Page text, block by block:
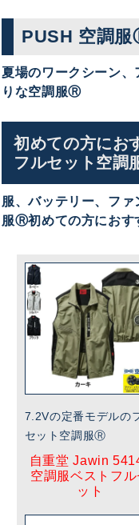
PUSH 空調
夏場のワークシーン
りな空調服Ⓡ
初めての方にお
フルセット空調
服、バッテリー、フ
服Ⓡ初めての方におす
7.2Vの定番モデルの
セット空調服Ⓡ
自重堂 Jawin
空調服ベストフル
ット